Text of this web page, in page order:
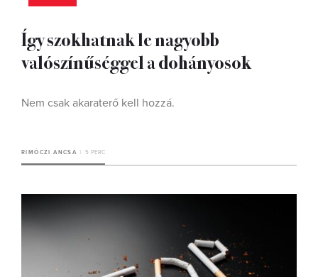
Így szokhatnak le nagyobb
valószínűséggel a dohányosok
Nem csak akaraterő kell hozzá.
RIMÓCZI ANCSA 5 PERC